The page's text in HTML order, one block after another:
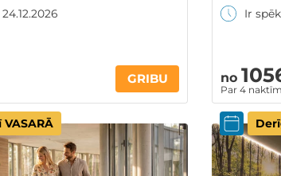
GRIBU
Ir
no
Par 4 naktīm